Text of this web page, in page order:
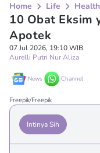
Home Life
10 Obat Eksim
Apotek
07 Jul 2026, 19:10 WIB
Aurelli Putri Nur Aliza
News Channel
Freepik/Freepik
Intinya Sih